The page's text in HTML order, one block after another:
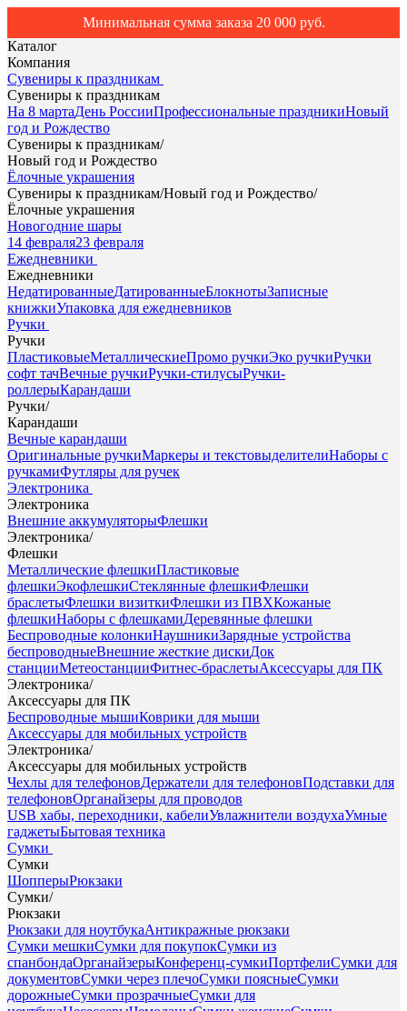
Минимальная сумма заказа 20 000 руб.
Каталог
Компания
Сувениры к праздникам
Сувениры к праздникам
На 8 мартаДень РоссииПрофессиональные праздникиНовый
год и Рождество
Сувениры к праздникам/
Новый год и Рождество
Ёлочные украшения
Сувениры к праздникам/Новый год и Рождество/
Ёлочные украшения
Новогодние шары
14 февраля23 февраля
Ежедневники
Ежедневники
НедатированныеДатированныеБлокнотыЗаписные
книжкиУпаковка для ежедневников
Ручки
Ручки
ПластиковыеМеталлическиеПромо ручкиЭко ручкиРучки
софт тачВечные ручкиРучки-стилусыРучки-
роллерыКарандаши
Ручки/
Карандаши
Вечные карандаши
Оригинальные ручкиМаркеры и текстовыделителиНаборы с
ручкамиФутляры для ручек
Электроника
Электроника
Внешние аккумуляторыФлешки
Электроника/
Флешки
Металлические флешкиПластиковые
флешкиЭкофлешкиСтеклянные флешкиФлешки
браслетыФлешки визиткиФлешки из ПВХКожаные
флешкиНаборы с флешкамиДеревянные флешки
Беспроводные колонкиНаушникиЗарядные устройства
беспроводныеВнешние жесткие дискиДок
станцииМетеостанцииФитнес-браслетыАксессуары для ПК
Электроника/
Аксессуары для ПК
Беспроводные мышиКоврики для мыши
Аксессуары для мобильных устройств
Электроника/
Аксессуары для мобильных устройств
Чехлы для телефоновДержатели для телефоновПодставки для
телефоновОрганайзеры для проводов
USB хабы, переходники, кабелиУвлажнители воздухаУмные
гаджетыБытовая техника
Сумки
Сумки
ШопперыРюкзаки
Сумки/
Рюкзаки
Рюкзаки для ноутбукаАнтикражные рюкзаки
Сумки мешкиСумки для покупокСумки из
спанбондаОрганайзерыКонференц-сумкиПортфелиСумки для
документовСумки через плечоСумки поясныеСумки
дорожныеСумки прозрачныеСумки для